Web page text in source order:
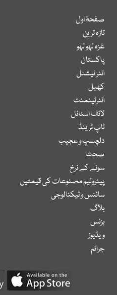
صفحۂ اول
تازہ ترین
غزہ لہو لہو
پاکستان
انٹر نیشنل
کھیل
انٹرٹینمنٹ
لائف اسٹائل
ٹاپ ٹرینڈ
دلچسپ و عجیب
صحت
سونے کے نرخ
پیٹرولیم مصنوعات کی قیمتیں
سائنس و ٹیکنالوجی
بلاگ
بزنس
ویڈیوز
جرائم